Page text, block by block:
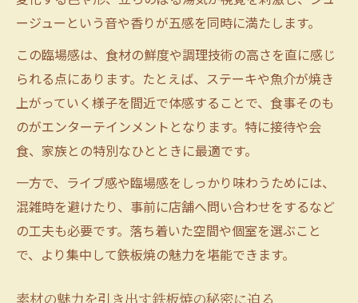
ージューという音や香りが五感を同時に満たします。
この臨場感は、食材の鮮度や調理技術の高さを直に感じ
られる点にあります。たとえば、ステーキや魚介が焼き
上がっていく様子を間近で体感することで、食事そのも
のがエンターテインメントとなります。特に接待や会
食、家族との特別なひとときに最適です。
一方で、ライブ感や臨場感をしっかり味わうためには、
混雑時を避けたり、事前に店舗へ問い合わせをするなど
の工夫も必要です。落ち着いた空間や個室を選ぶこと
で、より集中して鉄板焼の魅力を堪能できます。